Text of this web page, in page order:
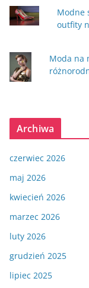
Modne
outfity
Moda na
Archiwa
czerwiec 2026
maj 2026
kwiecień 2026
marzec 2026
luty 2026
grudzień 2025
lipiec 2025